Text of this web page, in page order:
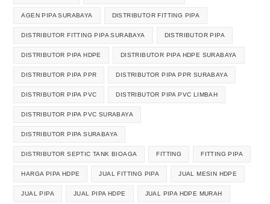
AGEN PIPA SURABAYA DISTRIBUTOR FITTING PIPA
DISTRIBUTOR FITTING PIPA SURABAYA DISTRIBUTOR PIPA
DISTRIBUTOR PIPA HDPE DISTRIBUTOR PIPA HDPE SURABAYA
DISTRIBUTOR PIPA PPR DISTRIBUTOR PIPA PPR SURABAYA
DISTRIBUTOR PIPA PVC DISTRIBUTOR PIPA PVC LIMBAH
DISTRIBUTOR PIPA PVC SURABAYA
DISTRIBUTOR PIPA SURABAYA
DISTRIBUTOR SEPTIC TANK BIOAGA FITTING FITTING PIPA
HARGA PIPA HDPE JUAL FITTING PIPA JUAL MESIN HDPE
JUAL PIPA JUAL PIPA HDPE JUAL PIPA HDPE MURAH